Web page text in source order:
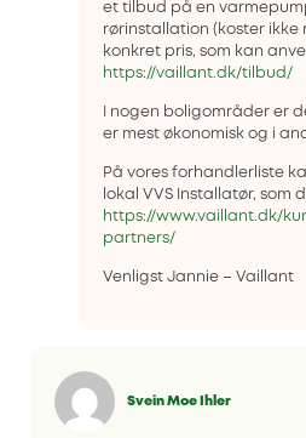
et tilbud på en
rørinstallation (koster ikke
konkret pris, som kan
https://vaillant.dk/tilbud/
I nogen boligområder er
er mest økonomisk og i
På vores forhandlerliste
lokal VVS Installatør, som
https://www.vaillant.dk/
partners/
Venligst Jannie – Vaillant
Svein Moe Ihler